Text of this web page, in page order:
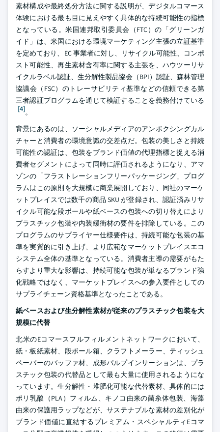
素材構成や最終処分方法に関する説明が、デジタルコマース
体験における最も目に見えやすく具体的な持続可能性の指標
となっている。米国連邦取引委員会（FTC）の「グリーンガ
イド」は、米国における環境マーケティング主張の立証基準
を定めており、EC 事業者に対し、リサイクル可能性、コンポ
スト可能性、再生素材含有率に関する主張を、ハウツーリサ
イクルラベル認証、生分解性製品協会（BPI）認証、森林管理
協議会（FSC）のトレーサビリティ基準などの信頼できる第
三者認証プログラムを通じて検証することを義務付けている
[4]。
背景にあるのは、ソーシャルメディアのアンボクシングカル
チャーと消費者の環境意識の交差点だ。包装の美しさと持続
可能性の認証は、包装をブランド価値の代理指標と捉える消
費者セグメントによって同時に評価されるようになり、アマ
ゾンの「フラストレーションフリーパッケージング」プログ
ラムはこの原則を大規模に商業展開しており、同社のマーケ
ットプレイスでは数千の商品 SKU が登録され、認証済みリサ
イクル可能な段ボールや紙ベースの包装への切り替えにより
プラスチック包装や内装緩衝材の要件を排除している。この
プログラムのサプライヤー仕様要件は、持続可能な包装の基
準を実質的に引き上げ、より広範なマーケットプレイスエコ
システム全体の基準となっている。消費者主導の需要がもた
らすより重大な影響は、持続可能な包装が単なるブランド強
化戦略ではなく、マーケットプレイスへの参入要件としての
サプライチェーン資格基準となったことである。
紙ベースおよび生分解性素材が従来のプラスチック包装を大
規模に代替
北米のEコマースフルフィルメントネットワークにおいて、
紙・板紙素材、段ボール箱、クラフトメーラー、ティッシュ
ペーパーのバッファ材、成形パルプインサーションは、プラ
スチック包装の代替品として最も大量に使用されるようにな
っています。生分解性・堆肥化可能な代替素材、具体的には
ポリ乳酸（PLA）フィルム、キノコ由来の菌糸体包装、海藻
由来の保護用ラップなどが、サステナブルな素材の差別化が
ブランド価値に直結するプレミアム・スペシャルティEコマ